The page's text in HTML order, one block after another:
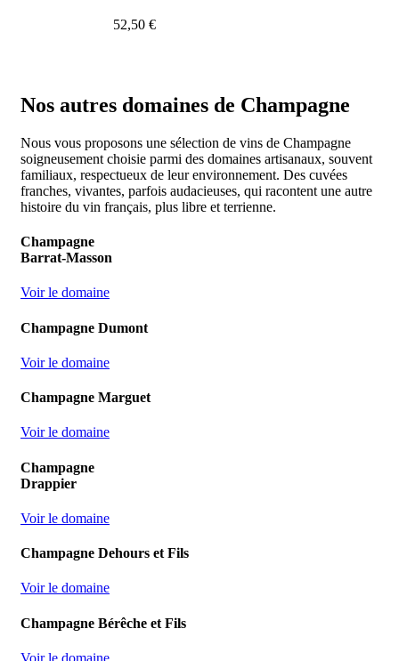
52,50 €
Nos autres domaines de Champagne
Nous vous proposons une sélection de vins de Champagne
soigneusement choisie parmi des domaines artisanaux, souvent
familiaux, respectueux de leur environnement. Des cuvées
franches, vivantes, parfois audacieuses, qui racontent une autre
histoire du vin français, plus libre et terrienne.
Champagne
Barrat-Masson
Voir le domaine
Champagne Dumont
Voir le domaine
Champagne Marguet
Voir le domaine
Champagne
Drappier
Voir le domaine
Champagne Dehours et Fils
Voir le domaine
Champagne Bérêche et Fils
Voir le domaine